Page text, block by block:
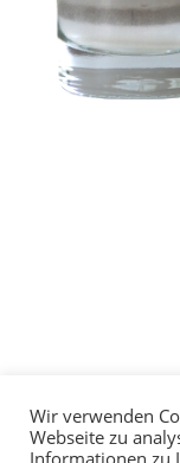
© 2024 All
Impressum|
Wir verwenden
Webseite zu
Informationen zu